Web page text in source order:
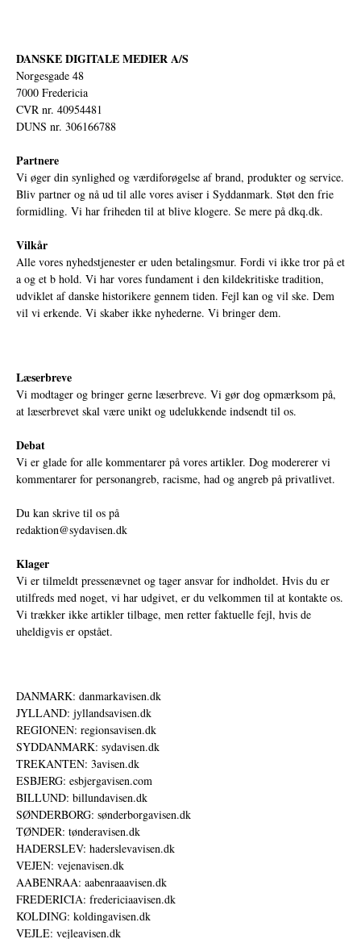
DANSKE DIGITALE MEDIER A/S
Norgesgade 48
7000 Fredericia
CVR nr. 40954481
DUNS nr. 306166788
Partnere
Vi øger din synlighed og værdiforøgelse af brand, produkter og service.
Bliv partner og nå ud til alle vores aviser i Syddanmark. Støt den frie
formidling. Vi har friheden til at blive klogere. Se mere på dkq.dk.
Vilkår
Alle vores nyhedstjenester er uden betalingsmur. Fordi vi ikke tror på et
a og et b hold. Vi har vores fundament i den kildekritiske tradition,
udviklet af danske historikere gennem tiden. Fejl kan og vil ske. Dem
vil vi erkende. Vi skaber ikke nyhederne. Vi bringer dem.
Læserbreve
Vi modtager og bringer gerne læserbreve. Vi gør dog opmærksom på,
at læserbrevet skal være unikt og udelukkende indsendt til os.
Debat
Vi er glade for alle kommentarer på vores artikler. Dog modererer vi
kommentarer for personangreb, racisme, had og angreb på privatlivet.
Du kan skrive til os på
redaktion@sydavisen.dk
Klager
Vi er tilmeldt pressenævnet og tager ansvar for indholdet. Hvis du er
utilfreds med noget, vi har udgivet, er du velkommen til at kontakte os.
Vi trækker ikke artikler tilbage, men retter faktuelle fejl, hvis de
uheldigvis er opstået.
DANMARK: danmarkavisen.dk
JYLLAND: jyllandsavisen.dk
REGIONEN: regionsavisen.dk
SYDDANMARK: sydavisen.dk
TREKANTEN: 3avisen.dk
ESBJERG: esbjergavisen.com
BILLUND: billundavisen.dk
SØNDERBORG: sønderborgavisen.dk
TØNDER: tønderavisen.dk
HADERSLEV: haderslevavisen.dk
VEJEN: vejenavisen.dk
AABENRAA: aabenraaavisen.dk
FREDERICIA: fredericiaavisen.dk
KOLDING: koldingavisen.dk
VEJLE: vejleavisen.dk